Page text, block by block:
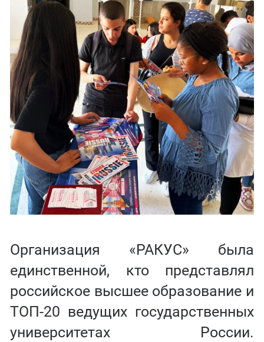
Организация «РАКУС» была
единственной, кто представлял
российское высшее образование и
ТОП-20 ведущих государственных
университетах России.